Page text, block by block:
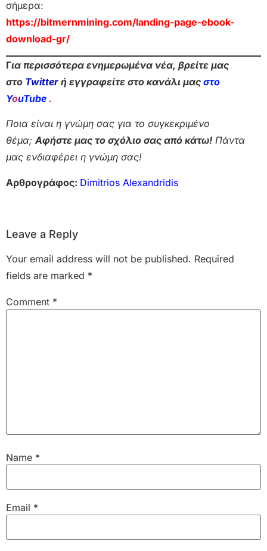
σήμερα:
https://bitmernmining.com/landing-page-ebook-
download-gr/
Για περισσότερα ενημερωμένα νέα, βρείτε μας
στο Twitter ή εγγραφείτε στο κανάλι μας στο
YouTube .
Ποια είναι η γνώμη σας για το συγκεκριμένο
θέμα;Αφήστε μας το σχόλιο σας από κάτω! Πάντα
μας ενδιαφέρει η γνώμη σας!
Αρθρογράφος: Dimitrios Alexandridis
Leave a Reply
Your email address will not be published. Required
fields are marked *
Comment *
Name *
Email *